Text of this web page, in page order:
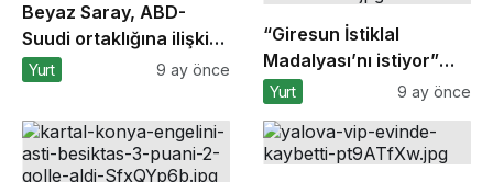
Beyaz Saray, ABD-
Suudi ortaklığına ilişkin
anlaşmaların
Yurt 9 ay önce
“Giresun İstiklal
Madalyası’nı istiyor”
kampanyasına
Yurt 9 ay önce